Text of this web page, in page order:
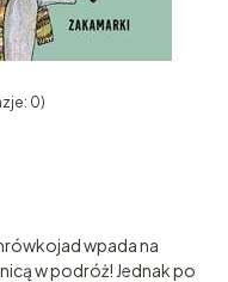
0)
wpada na
w podróż! Jednak po